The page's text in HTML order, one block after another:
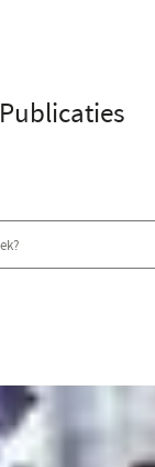
Publicaties